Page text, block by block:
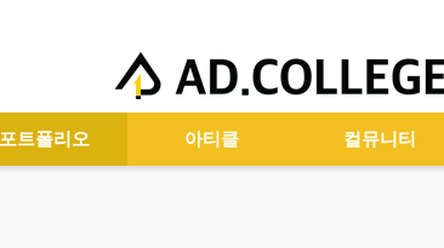
포트폴리오 아티클 컬뮤니티